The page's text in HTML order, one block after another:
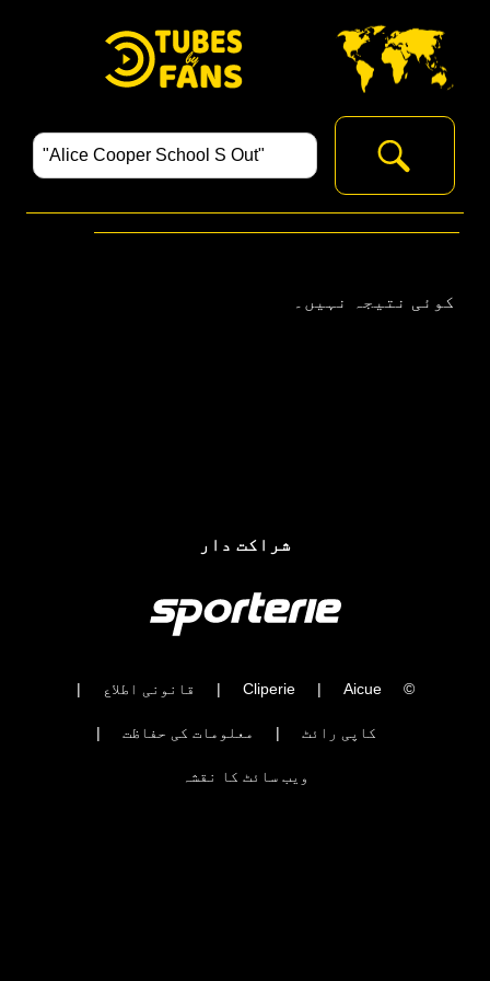
کوئی نتیجہ نہیں۔
شراکت دار
©
Aicue
| Cliperie | قانونی اطلاع |
کاپی رائٹ | معلومات کی حفاظت |
ویب سائٹ کا نقشہ